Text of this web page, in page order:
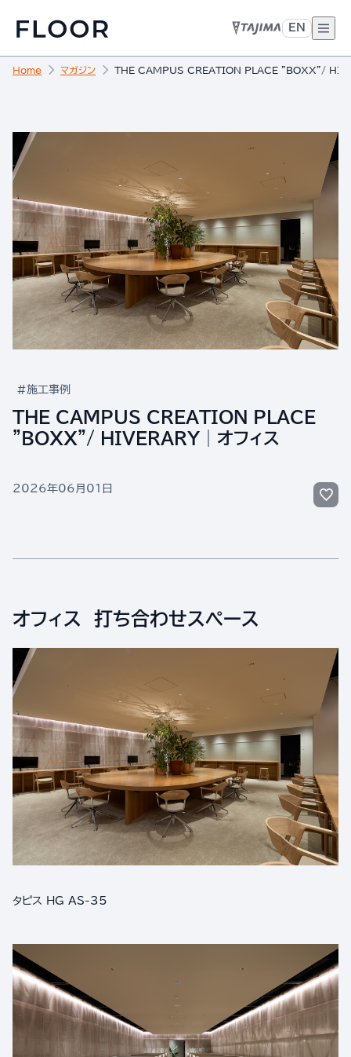
EN
Home マガジン THE CAMPUS CREATION PLACE "BOXX"/
#施工事例
THE CAMPUS CREATION PLACE
"BOXX"/ HIVERARY│オフィス
2026年06月01日
オフィス 打ち合わせスペース
タピス HG AS-35